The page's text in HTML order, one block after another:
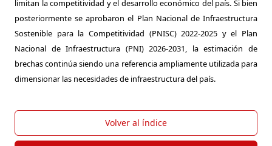
limitan la competitividad y el desarrollo económico del país. Si bien
posteriormente se aprobaron el Plan Nacional de Infraestructura
Sostenible para la Competitividad (PNISC) 2022-2025 y el Plan
Nacional de Infraestructura (PNI) 2026-2031, la estimación de
brechas continúa siendo una referencia ampliamente utilizada para
dimensionar las necesidades de infraestructura del país.
Volver al índice